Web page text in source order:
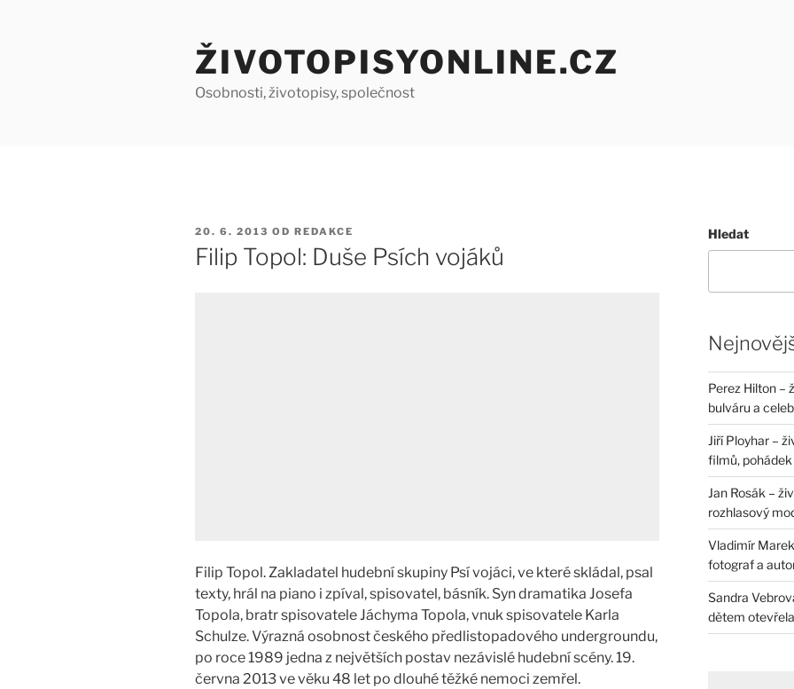
ŽIVOTOPISYONLINE.CZ
Osobnosti, životopisy, společnost
PUBLIKOVÁNO
20. 6. 2013 OD REDAKCE
Filip Topol: Duše Psích vojáků
Filip Topol. Zakladatel hudební skupiny Psí vojáci, ve které skládal, psal
texty, hrál na piano i zpíval, spisovatel, básník. Syn dramatika Josefa
Topola, bratr spisovatele Jáchyma Topola, vnuk spisovatele Karla
Schulze. Výrazná osobnost českého předlistopadového undergroundu,
po roce 1989 jedna z největších postav nezávislé hudební scény. 19.
června 2013 ve věku 48 let po dlouhé těžké nemoci zemřel.
Hledat
Perez Hilton –
bulváru a
Jiří Ployhar –
filmů, pohádek
Jan Rosák –
rozhlasový
Vladimír
fotograf a
Sandra
dětem